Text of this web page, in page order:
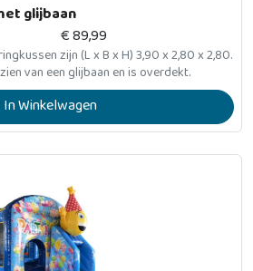
glijbaan
€89,99
zijn (L x B x H) 3,90 x 2,80 x 2,80.
van een glijbaan en is overdekt.
In Winkelwagen